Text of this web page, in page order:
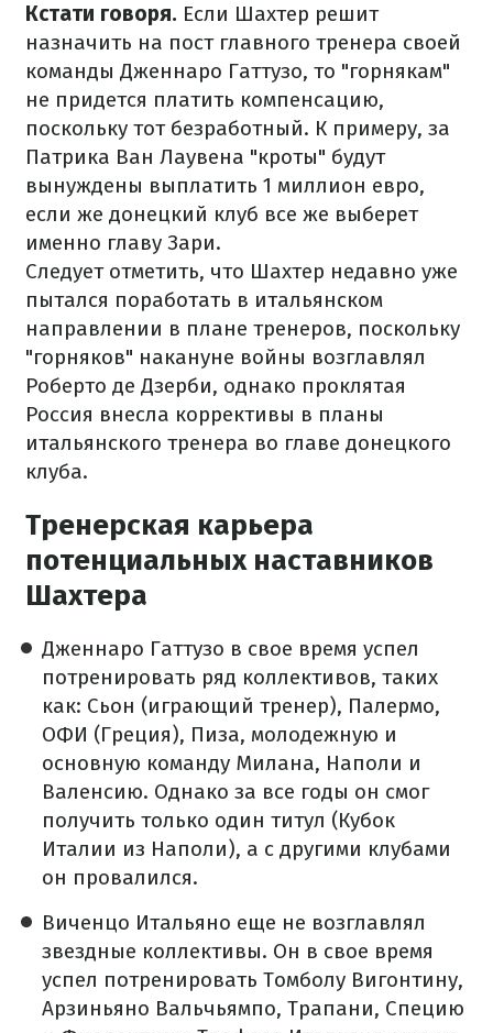
Кстати говоря. Если Шахтер решит
назначить на пост главного тренера своей
команды Дженнаро Гаттузо, то "горнякам"
не придется платить компенсацию,
поскольку тот безработный. К примеру, за
Патрика Ван Лаувена "кроты" будут
вынуждены выплатить 1 миллион евро,
если же донецкий клуб все же выберет
именно главу Зари.
Следует отметить, что Шахтер недавно уже
пытался поработать в итальянском
направлении в плане тренеров, поскольку
"горняков" накануне войны возглавлял
Роберто де Дзерби, однако проклятая
Россия внесла коррективы в планы
итальянского тренера во главе донецкого
клуба.
Тренерская карьера
потенциальных наставников
Шахтера
Дженнаро Гаттузо в свое время успел
потренировать ряд коллективов, таких
как: Сьон (играющий тренер), Палермо,
ОФИ (Греция), Пиза, молодежную и
основную команду Милана, Наполи и
Валенсию. Однако за все годы он смог
получить только один титул (Кубок
Италии из Наполи), а с другими клубами
он провалился.
Виченцо Итальяно еще не возглавлял
звездные коллективы. Он в свое время
успел потренировать Томболу Вигонтину,
Арзиньяно Вальчьямпо, Трапани, Специю